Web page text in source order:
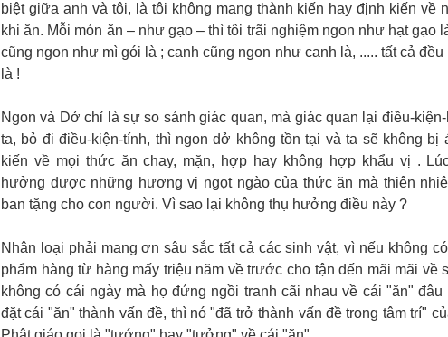
biệt giữa anh và tôi, là tôi không mang thành kiến hay định kiến về
khi ăn. Mỗi món ăn – như gạo – thì tôi trãi nghiệm ngon như hạt gạo
cũng ngon như mì gói là ; canh cũng ngon như canh là, ..... tất cả
là !
Ngon và Dở chỉ là sự so sánh giác quan, mà giác quan lại điều-
ta, bỏ đi điều-kiện-tính, thì ngon dở không tồn tại và ta sẽ không bị
kiến về mọi thức ăn chay, mặn, hợp hay không hợp khẩu vị .
hưởng được những hương vị ngọt ngào của thức ăn mà thiên
ban tặng cho con người. Vì sao lại không thụ hưởng điều này ?
Nhân loại phải mang ơn sâu sắc tất cả các sinh vật, vì nếu không
phẩm hàng từ hàng mấy triệu năm về trước cho tận đến mãi mãi về
không có cái ngày mà họ đứng ngồi tranh cãi nhau về cái "ăn" đâu
đặt cái "ăn" thành vấn đề, thì nó "đã trở thành vấn đề trong tâm trí"